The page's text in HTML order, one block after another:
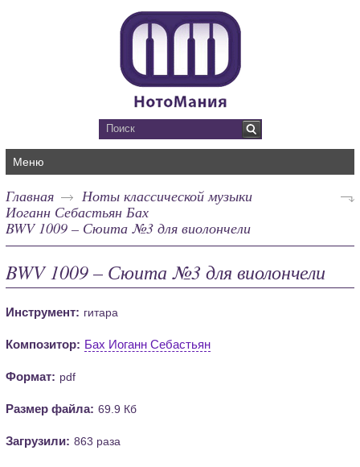
Меню
Главная
Ноты классической музыки
Иоганн Себастьян Бах
BWV 1009 – Сюита №3 для виолончели
BWV 1009 – Сюита №3 для виолончели
Инструмент: гитара
Композитор: Бах Иоганн Себастьян
Формат: pdf
Размер файла: 69.9 Кб
Загрузили: 863 раза